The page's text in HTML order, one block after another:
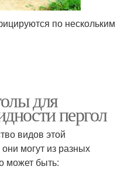
по нескольким
для
пергол
видов этой
могут из разных
может быть: